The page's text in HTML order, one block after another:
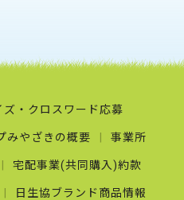
ズ・クロスワード応募
みやざきの概要 事業所
宅配事業(共同購入)約款
日生協ブランド商品情報